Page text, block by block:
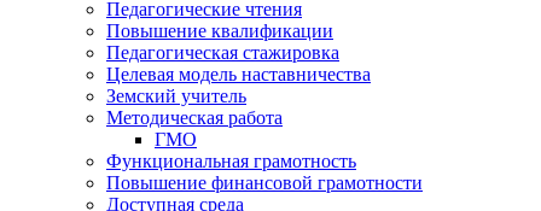
Педагогические чтения
Повышение квалификации
Педагогическая стажировка
Целевая модель наставничества
Земский учитель
Методическая работа
ГМО
Функциональная грамотность
Повышение финансовой грамотности
Доступная среда